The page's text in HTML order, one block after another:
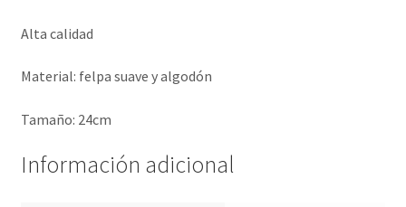
Alta calidad
Material: felpa suave y algodón
Tamaño: 24cm
Información adicional